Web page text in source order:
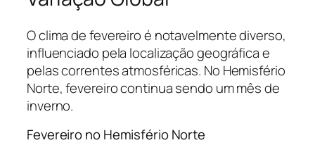
O clima de fevereiro é notavelmente diverso,
influenciado pela localização geográfica e
pelas correntes atmosféricas. No Hemisfério
Norte, fevereiro continua sendo um mês de
inverno.
Fevereiro no Hemisfério Norte